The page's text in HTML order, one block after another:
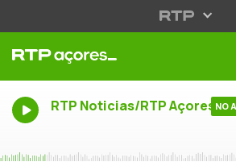
RTP Noticias/RTP Açores NO